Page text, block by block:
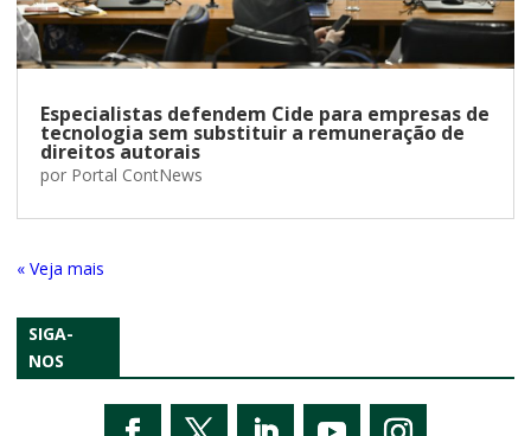
Especialistas defendem Cide para empresas de
tecnologia sem substituir a remuneração de
direitos autorais
por Portal ContNews
« Entradas Antigas
SIGA-
NOS